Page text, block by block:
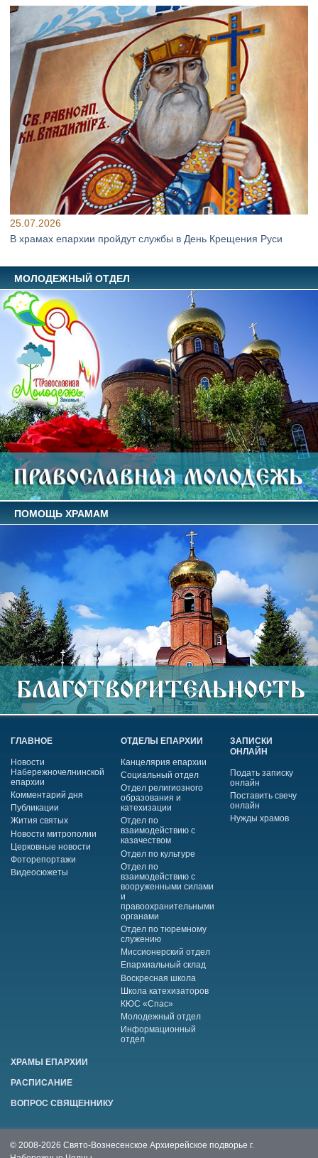
25.07.2026
В храмах епархии пройдут службы в День Крещения Руси
МОЛОДЕЖНЫЙ ОТДЕЛ
ПОМОЩЬ ХРАМАМ
ГЛАВНОЕ
Новости
Набережночелнинской
епархии
Комментарий дня
Публикации
Жития святых
Новости митрополии
Церковные новости
Фоторепортажи
Видеосюжеты
ОТДЕЛЫ ЕПАРХИИ
Канцелярия епархии
Социальный отдел
Отдел религиозного
образования и
катехизации
Отдел по
взаимодействию с
казачеством
Отдел по культуре
Отдел по
взаимодействию с
вооруженными силами
и
правоохранительными
органами
Отдел по тюремному
служению
Миссионерский отдел
Епархиальный склад
Воскресная школа
Школа катехизаторов
КЮС «Спас»
Молодежный отдел
Информационный
отдел
ЗАПИСКИ
ОНЛАЙН
Подать записку
онлайн
Поставить свечу
онлайн
Нужды храмов
ХРАМЫ ЕПАРХИИ
РАСПИСАНИЕ
ВОПРОС СВЯЩЕННИКУ
© 2008-2026 Свято-Вознесенское Архиерейское подворье г.